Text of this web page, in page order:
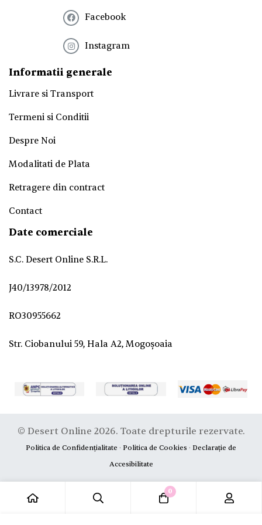
Facebook
Instagram
Informatii generale
Livrare si Transport
Termeni si Conditii
Despre Noi
Modalitati de Plata
Retragere din contract
Contact
Date comerciale
S.C. Desert Online S.R.L.
J40/13978/2012
RO30955662
Str. Ciobanului 59, Hala A2, Mogoșoaia
© Desert Online 2026. Toate drepturile rezervate.
Politica de Confidențialitate · Politica de Cookies · Declarație de
Accesibilitate
0